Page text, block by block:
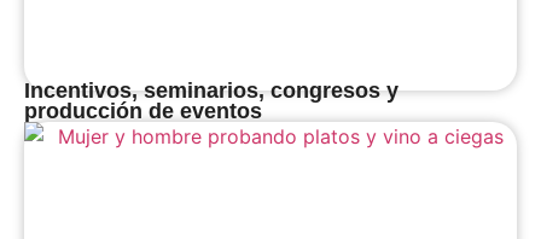
Incentivos, seminarios, congresos y
producción de eventos